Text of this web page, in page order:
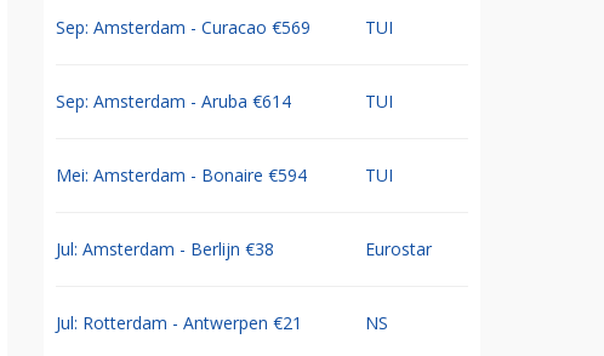
Sep: Amsterdam - Curacao €569 TUI
Sep: Amsterdam - Aruba €614 TUI
Mei: Amsterdam - Bonaire €594 TUI
Jul: Amsterdam - Berlijn €38 Eurostar
Jul: Rotterdam - Antwerpen €21 NS